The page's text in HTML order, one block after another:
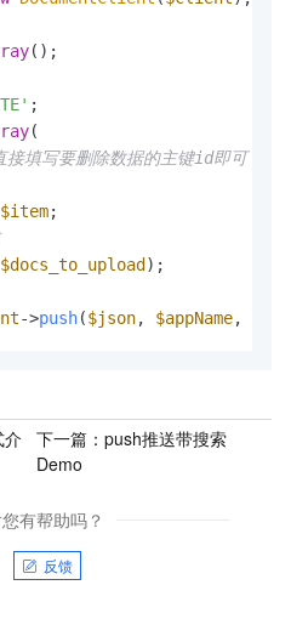
(
填写要删除数据的主键id即可
$item
$docs_to_upload
->push($json, $appName,
介
下一篇：push推送带搜索
Demo
有帮助吗？
反馈